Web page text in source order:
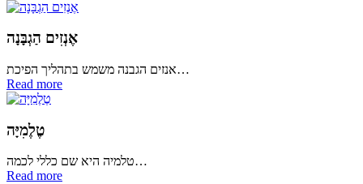
אֶנְזִים הַגְבָּנָה
אנזים הגבנה משמש בתהליך הפיכת…
Read more
טֶלֶמִיָּה
טלמיה היא שם כללי לכמה…
Read more